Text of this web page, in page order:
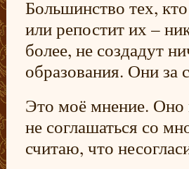
Большинство тех,
или репостит их –
более, не создадут
образования. Они за
Это моё мнение. Оно
не соглашаться со
считаю, что